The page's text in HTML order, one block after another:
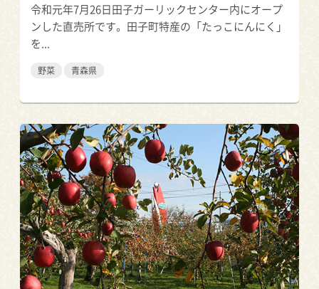
令和元年7月26日田子ガーリックセンター内にオープ
ンした直売所です。田子町特産の「たっこにんにく」
を...
野菜 青森県